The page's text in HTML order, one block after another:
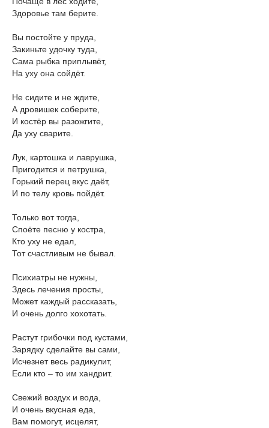
Здоровье там берите.
Вы постойте у пруда,
Закиньте удочку туда,
Сама рыбка приплывёт,
На уху она сойдёт.
Не сидите и не ждите,
А дровишек соберите,
И костёр вы разожгите,
Да уху сварите.
Лук, картошка и лаврушка,
Пригодится и петрушка,
Горький перец вкус даёт,
И по телу кровь пойдёт.
Только вот тогда,
Споёте песню у костра,
Кто уху не едал,
Тот счастливым не бывал.
Психиатры не нужны,
Здесь лечения просты,
Может каждый рассказать,
И очень долго хохотать.
Растут грибочки под кустами,
Зарядку сделайте вы сами,
Исчезнет весь радикулит,
Если кто – то им хандрит.
Свежий воздух и вода,
И очень вкусная еда,
Вам помогут, исцелят,